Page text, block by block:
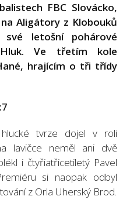
FBC Slovácko,
Aligátory z Klobouků
letošní pohárové
Ve třetím kole
hrajícím o tři třídy
tvrze dojel v roli
lavičce neměl ani dvě
i čtyřiatřicetiletý Pavel
si naopak odbyl
z Orla Uherský Brod.